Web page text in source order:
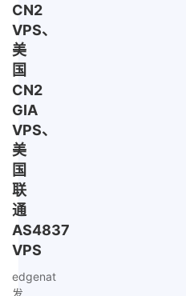
CN2
VPS、
美
国
CN2
GIA
VPS、
美
国
联
通
AS4837
VPS
edgenat
发